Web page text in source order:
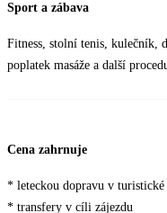
Sport a zábava
Fitness, stolní tenis, kulečník,
poplatek masáže a další
Cena zahrnuje
* leteckou dopravu v
* transfery v cíli zájezdu